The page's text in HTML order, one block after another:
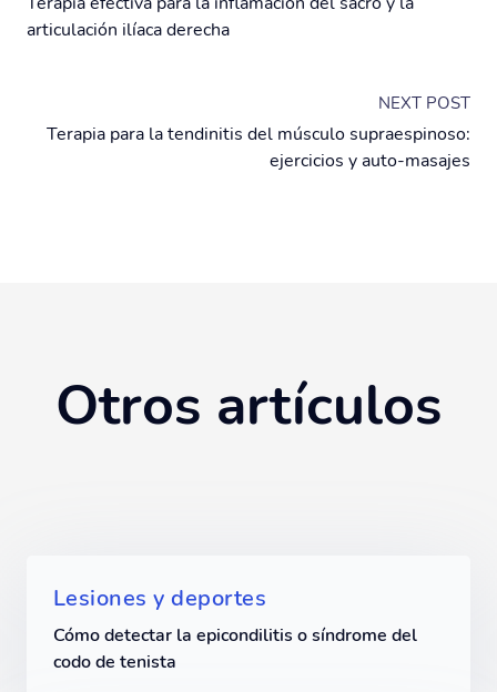
articulación ilíaca derecha
NEXT POST
Terapia para la tendinitis del músculo supraespinoso:
ejercicios y auto-masajes
Otros artículos
Lesiones y deportes
Cómo detectar la epicondilitis o síndrome del
codo de tenista